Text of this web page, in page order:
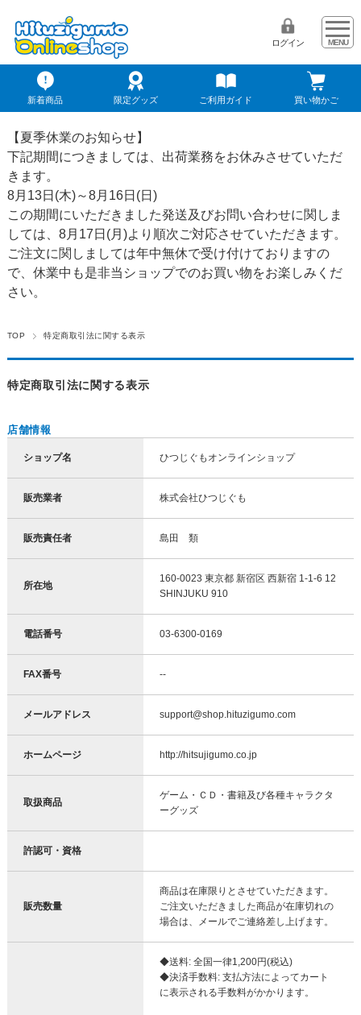
ログイン
新着商品 限定グッズ ご利用ガイド 買い物かご
【夏季休業のお知らせ】
下記期間につきましては、出荷業務をお休みさせていただ
きます。
8月13日(木)～8月16日(日)
この期間にいただきました発送及びお問い合わせに関しま
しては、8月17日(月)より順次ご対応させていただきます。
ご注文に関しましては年中無休で受け付けておりますの
で、休業中も是非当ショップでのお買い物をお楽しみくだ
さい。
TOP 特定商取引法に関する表示
特定商取引法に関する表示
店舗情報
ショップ名 ひつじぐもオンラインショップ
販売業者 株式会社ひつじぐも
販売責任者 島田 類
所在地
160-0023 東京都 新宿区 西新宿 1-1-6 12
SHINJUKU 910
電話番号 03-6300-0169
FAX番号 --
メールアドレス support@shop.hituzigumo.com
ホームページ http://hitsujigumo.co.jp
取扱商品
ゲーム・ＣＤ・書籍及び各種キャラクタ
ーグッズ
許認可・資格
販売数量
商品は在庫限りとさせていただきます。
ご注文いただきました商品が在庫切れの
場合は、メールでご連絡差し上げます。
◆送料: 全国一律1,200円(税込)
◆決済手数料: 支払方法によってカート
に表示される手数料がかかります。